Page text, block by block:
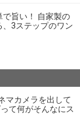
で旨い！ 自家製の
3ステップのワン
マカメラを出して
て何がそんなにス